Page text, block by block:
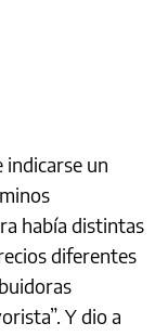
indicarse un
había distintas
diferentes
Y dio a